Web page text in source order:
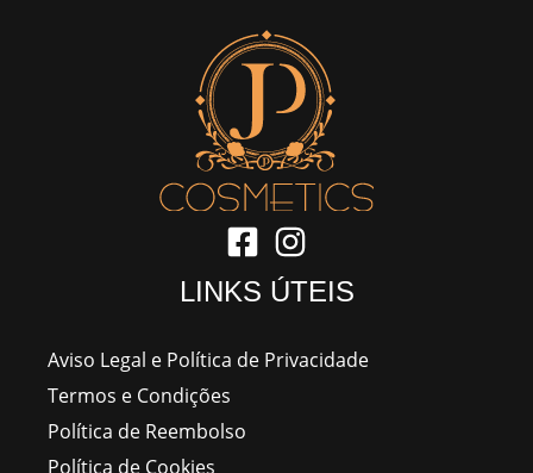
LINKS ÚTEIS
Aviso Legal e Política de Privacidade
Termos e Condições
Política de Reembolso
Política de Cookies